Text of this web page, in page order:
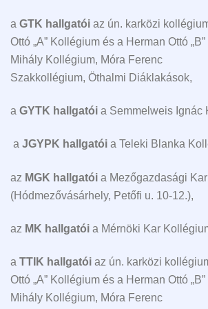
a GTK hallgatói az ún. karközi
Ottó „A” Kollégium és a Herman Ottó
Mihály Kollégium, Móra Ferenc
Szakkollégium, Öthalmi Diáklakások,
a GYTK hallgatói a Semmelweis Ignác
a JGYPK hallgatói a Teleki Blanka
az MGK hallgatói a Mezőgazdasági
(Hódmezővásárhely, Petőfi u. 10-12.),
az MK hallgatói a Mérnöki Kar
a TTIK hallgatói az ún. karközi
Ottó „A” Kollégium és a Herman Ottó
Mihály Kollégium, Móra Ferenc